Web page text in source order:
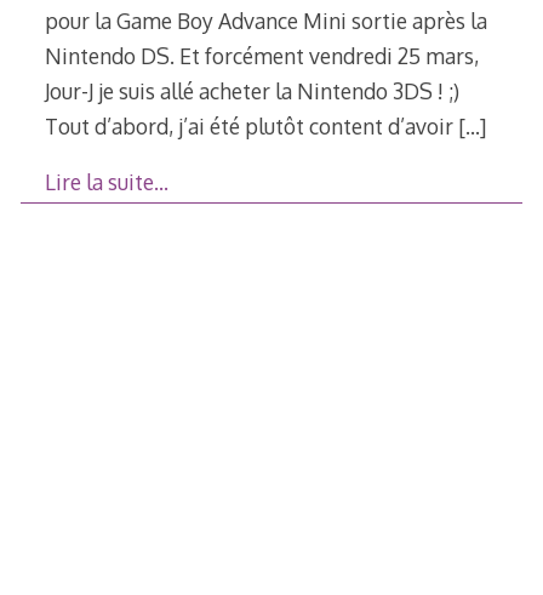
pour la Game Boy Advance Mini sortie après la
Nintendo DS. Et forcément vendredi 25 mars,
Jour-J je suis allé acheter la Nintendo 3DS ! ;)
Tout d’abord, j’ai été plutôt content d’avoir […]
Lire la suite…